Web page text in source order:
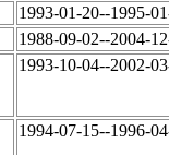
1993-01-20--1995-
1988-09-02--2004-
1993-10-04--2002-
1994-07-15--1996-